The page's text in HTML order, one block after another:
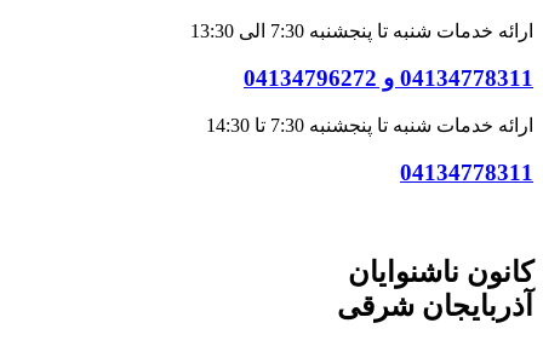
ارائه خدمات شنبه تا پنجشنبه 7:30 الی 13:30
04134778311 و 04134796272
ارائه خدمات شنبه تا پنجشنبه 7:30 تا 14:30
04134778311
کانون ناشنوایان
آذربایجان شرقی